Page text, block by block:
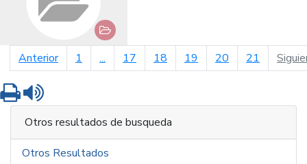
Anteriorpágina anterior
1 ... 17 18 19 20 21
Imprimir
Otros resultados de busqueda
Otros Resultados